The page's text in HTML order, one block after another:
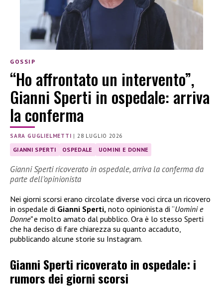
GOSSIP
“Ho affrontato un intervento”,
Gianni Sperti in ospedale: arriva
la conferma
SARA GUGLIELMETTI | 28 LUGLIO 2026
GIANNI SPERTI OSPEDALE UOMINI E DONNE
Gianni Sperti ricoverato in ospedale, arriva la conferma da
parte dell’opinionista
Nei giorni scorsi erano circolate diverse voci circa un ricovero
in ospedale di Gianni Sperti, noto opinionista di “Uomini e
Donne”e molto amato dal pubblico. Ora è lo stesso Sperti
che ha deciso di fare chiarezza su quanto accaduto,
pubblicando alcune storie su Instagram.
Gianni Sperti ricoverato in ospedale: i
rumors dei giorni scorsi